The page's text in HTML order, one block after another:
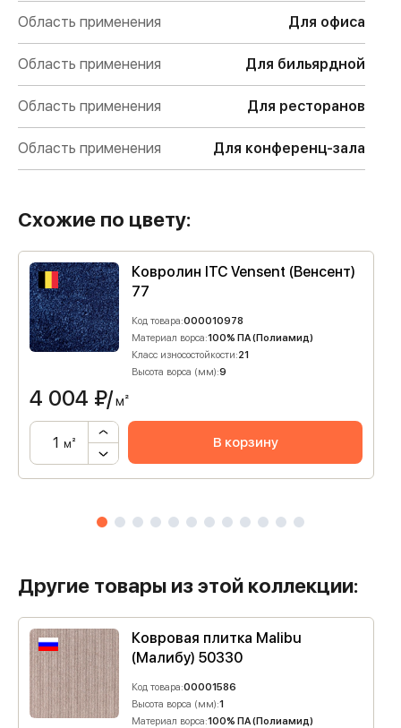
Область применения Для офиса
Область применения Для бильярдной
Область применения Для ресторанов
Область применения Для конференц-зала
Схожие по цвету:
Ковролин ITC Vensent (Венсент)
77
Код товара:000010978
Материал ворса:100% ПА (Полиамид)
Класс износостойкости:21
Высота ворса (мм):9
4 004 ₽/м²
м² В корзину
Другие товары из этой коллекции:
Ковровая плитка Malibu
(Малибу) 50330
Код товара:00001586
Высота ворса (мм):1
Материал ворса:100% ПА (Полиамид)